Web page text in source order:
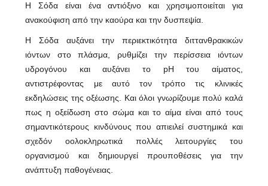
Η Σόδα είναι ένα αντιόξινο και χρησιμοποιείται για
ανακούφιση από την καούρα και την δυσπεψία.
Η Σόδα αυξάνει την περιεκτικότητα διττανθρακικών
ιόντων στο πλάσμα, ρυθμίζει την περίσσεια ιόντων
υδρογόνου και αυξάνει το pH του αίματος,
αντιστρέφοντας με αυτό τον τρόπο τις κλινικές
εκδηλώσεις της οξέωσης. Και όλοι γνωρίζουμε πολύ καλά
πως η οξείδωση στο σώμα και το αίμα είναι από τους
σημαντικότερους κινδύνους που απιειλεί συστημικά και
σχεδόν οολοκληρωτικά πολλές λειτουργίες του
οργανισμού και δημιουργεί προυποθέσεις για την
ανάπτυξη παθογένειας.